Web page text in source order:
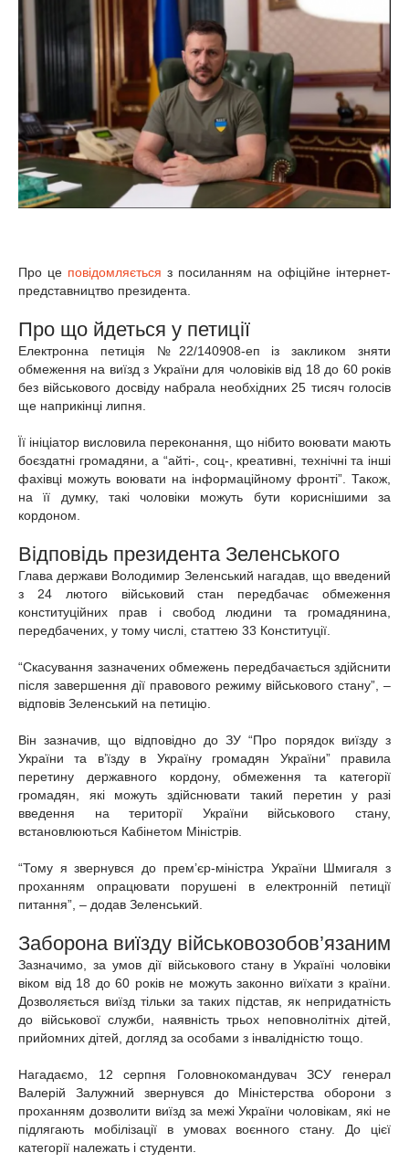
Про це повідомляється з посиланням на офіційне інтернет-
представництво президента.
Про що йдеться у петиції
Електронна петиція №22/140908-еп із закликом зняти
обмеження на виїзд з України для чоловіків від 18 до 60 років
без військового досвіду набрала необхідних 25 тисяч голосів
ще наприкінці липня.
Її ініціатор висловила переконання, що нібито воювати мають
боєздатні громадяни, а “айті-, соц-, креативні, технічні та інші
фахівці можуть воювати на інформаційному фронті”. Також,
на її думку, такі чоловіки можуть бути кориснішими за
кордоном.
Відповідь президента Зеленського
Глава держави Володимир Зеленський нагадав, що введений
з 24 лютого військовий стан передбачає обмеження
конституційних прав і свобод людини та громадянина,
передбачених, у тому числі, статтею 33 Конституції.
“Скасування зазначених обмежень передбачається здійснити
після завершення дії правового режиму військового стану”, –
відповів Зеленський на петицію.
Він зазначив, що відповідно до ЗУ “Про порядок виїзду з
України та в’їзду в Україну громадян України” правила
перетину державного кордону, обмеження та категорії
громадян, які можуть здійснювати такий перетин у разі
введення на території України військового стану,
встановлюються Кабінетом Міністрів.
“Тому я звернувся до прем’єр-міністра України Шмигаля з
проханням опрацювати порушені в електронній петиції
питання”, – додав Зеленський.
Заборона виїзду військовозобов’язаним
Зазначимо, за умов дії військового стану в Україні чоловіки
віком від 18 до 60 років не можуть законно виїхати з країни.
Дозволяється виїзд тільки за таких підстав, як непридатність
до військової служби, наявність трьох неповнолітніх дітей,
прийомних дітей, догляд за особами з інвалідністю тощо.
Нагадаємо, 12 серпня Головнокомандувач ЗСУ генерал
Валерій Залужний звернувся до Міністерства оборони з
проханням дозволити виїзд за межі України чоловікам, які не
підлягають мобілізації в умовах воєнного стану. До цієї
категорії належать і студенти.